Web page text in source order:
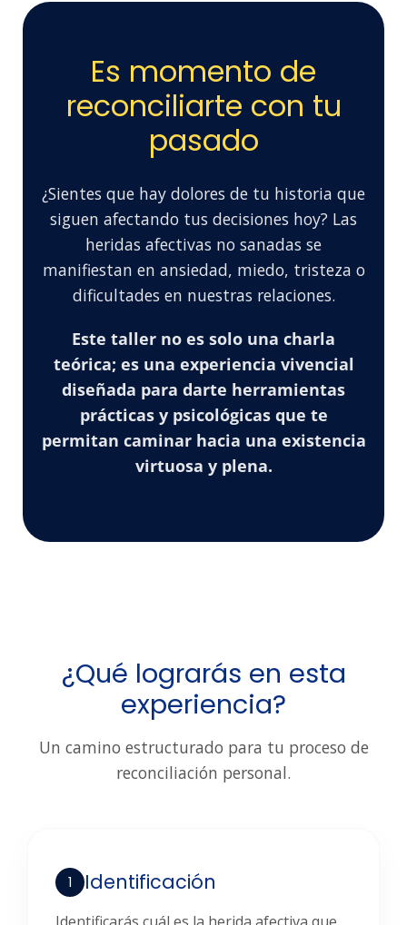
Es momento de
reconciliarte con tu
pasado
¿Sientes que hay dolores de tu historia que
siguen afectando tus decisiones hoy? Las
heridas afectivas no sanadas se
manifiestan en ansiedad, miedo, tristeza o
dificultades en nuestras relaciones.
Este taller no es solo una charla
teórica; es una experiencia vivencial
diseñada para darte herramientas
prácticas y psicológicas que te
permitan caminar hacia una existencia
virtuosa y plena.
¿Qué lograrás en esta
experiencia?
Un camino estructurado para tu proceso de
reconciliación personal.
1 Identificación